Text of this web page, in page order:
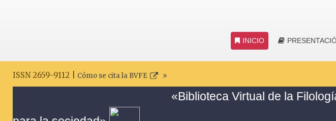
INICIO
ISSN 2659-9112 | Cómo se cita la BVFE
«Biblioteca Virtual de la